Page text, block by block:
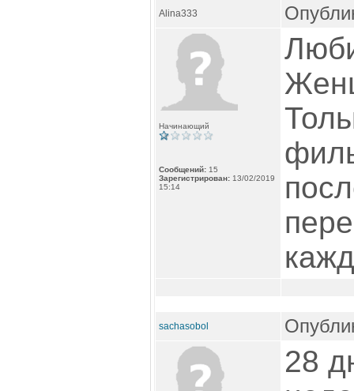
Alina333
Начинающий
Сообщений: 15
Зарегистрирован: 13/02/2019
15:14
sachasobol
28